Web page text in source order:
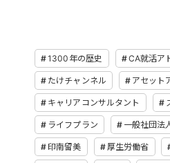
1300年の歴史 CA就活ア
たけチャンネル アセット
キャリアコンサルタント
ライフプラン 一般社団
印南留美 厚生労働省